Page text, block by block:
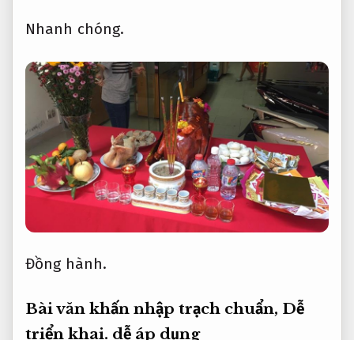
Nhanh chóng.
Đồng hành.
Bài văn khấn nhập trạch chuẩn, Dễ
triển khai. dễ áp dụng